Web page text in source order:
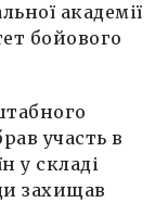
академії
бойового
участь в
у складі
захищав